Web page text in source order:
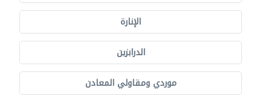
الإنارة
الدرابزين
موردي ومقاولي المعادن